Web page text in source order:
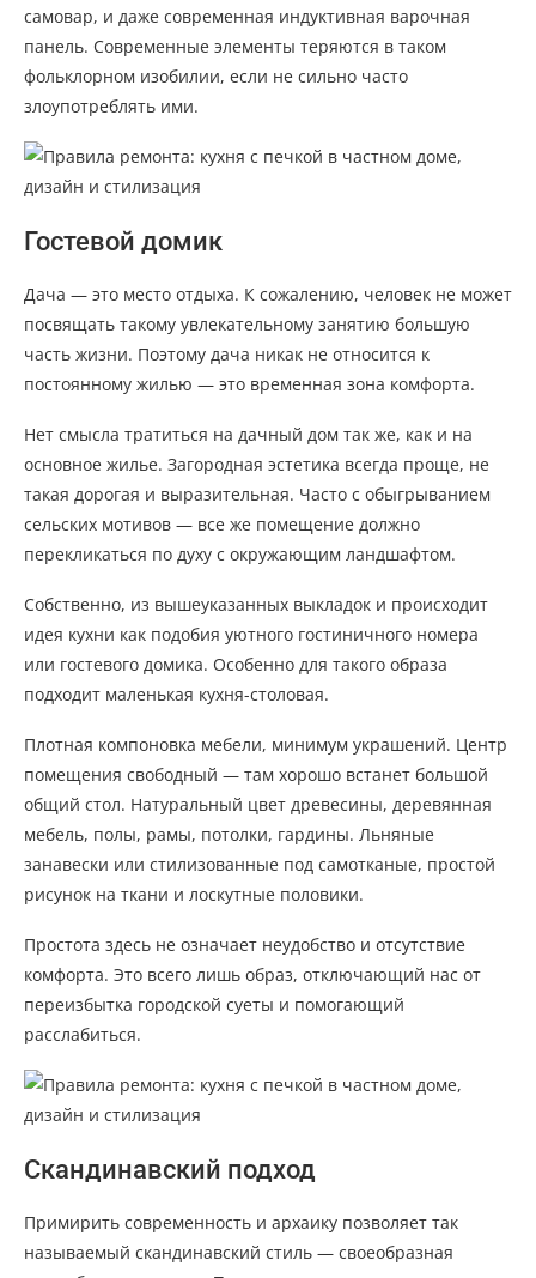
самовар, и даже современная индуктивная варочная
панель. Современные элементы теряются в таком
фольклорном изобилии, если не сильно часто
злоупотреблять ими.
Гостевой домик
Дача — это место отдыха. К сожалению, человек не может
посвящать такому увлекательному занятию большую
часть жизни. Поэтому дача никак не относится к
постоянному жилью — это временная зона комфорта.
Нет смысла тратиться на дачный дом так же, как и на
основное жилье. Загородная эстетика всегда проще, не
такая дорогая и выразительная. Часто с обыгрыванием
сельских мотивов — все же помещение должно
перекликаться по духу с окружающим ландшафтом.
Собственно, из вышеуказанных выкладок и происходит
идея кухни как подобия уютного гостиничного номера
или гостевого домика. Особенно для такого образа
подходит маленькая кухня-столовая.
Плотная компоновка мебели, минимум украшений. Центр
помещения свободный — там хорошо встанет большой
общий стол. Натуральный цвет древесины, деревянная
мебель, полы, рамы, потолки, гардины. Льняные
занавески или стилизованные под самотканые, простой
рисунок на ткани и лоскутные половики.
Простота здесь не означает неудобство и отсутствие
комфорта. Это всего лишь образ, отключающий нас от
переизбытка городской суеты и помогающий
расслабиться.
Скандинавский подход
Примирить современность и архаику позволяет так
называемый скандинавский стиль — своеобразная